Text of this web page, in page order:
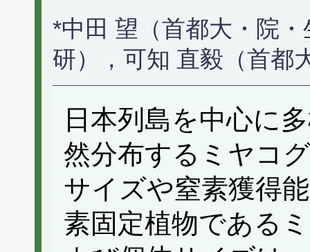
*中田 望（首都大・院
研），可知 直毅（首都
日本列島を中心に
然分布するミヤコ
サイズや窒素獲得
素固定植物である